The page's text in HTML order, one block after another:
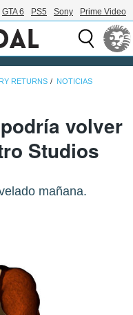
GTA 6 PS5 Sony Prime Video
RETURNS NOTICIAS
volver
Studios
mañana.